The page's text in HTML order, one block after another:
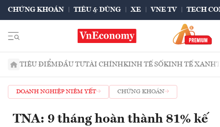
CHỨNG KHOÁN TIÊU & DÙNG XE VNE TV TECH
TIÊU ĐIỂMĐẦU TƯTÀI CHÍNHKINH TẾ SỐKINH TẾ XANH
DOANH NGHIỆP NIÊM YẾT CHỨNG KHOÁN
TNA: 9 tháng hoàn thành 81% kế